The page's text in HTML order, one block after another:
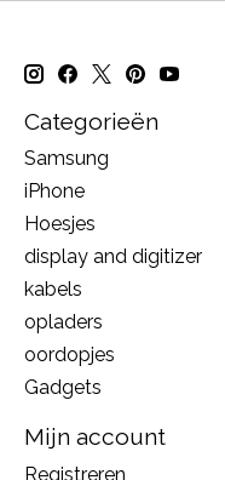
Categorieën
Samsung
iPhone
Hoesjes
display and digitizer
kabels
opladers
oordopjes
Gadgets
Mijn account
Registreren